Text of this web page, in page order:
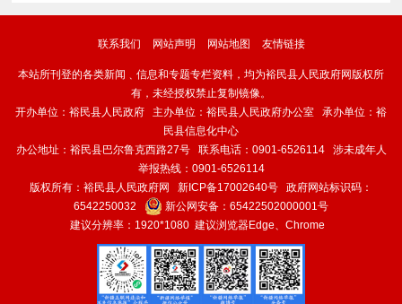
联系我们 网站声明 网站地图 友情链接
本站所刊登的各类新闻﹑信息和专题专栏资料，均为裕民县人民政府网版权所
有，未经授权禁止复制镜像。
开办单位：裕民县人民政府 主办单位：裕民县人民政府办公室 承办单位：裕
民县信息化中心
办公地址：裕民县巴尔鲁克西路27号 联系电话：0901-6526114 涉未成年人
举报热线：0901-6526114
版权所有：裕民县人民政府网 新ICP备17002640号 政府网站标识码：
6542250032
新公网安备： 65422502000001号
建议分辨率：1920*1080 建议浏览器Edge、Chrome